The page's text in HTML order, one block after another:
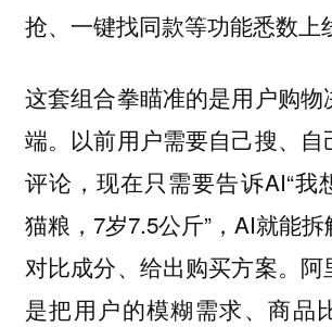
抢、一键找同款等功能悉数上
这套组合拳瞄准的是用户购物
端。以前用户需要自己搜、自
评论，现在只需要告诉AI“我
猫粮，7岁7.5公斤”，AI就能
对比成分、给出购买方案。阿
是把用户的模糊需求、商品